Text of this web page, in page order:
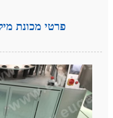
פרטי מכונת